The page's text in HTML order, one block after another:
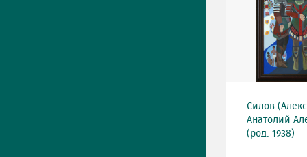
Силов
Анатолий
(род. 1938)